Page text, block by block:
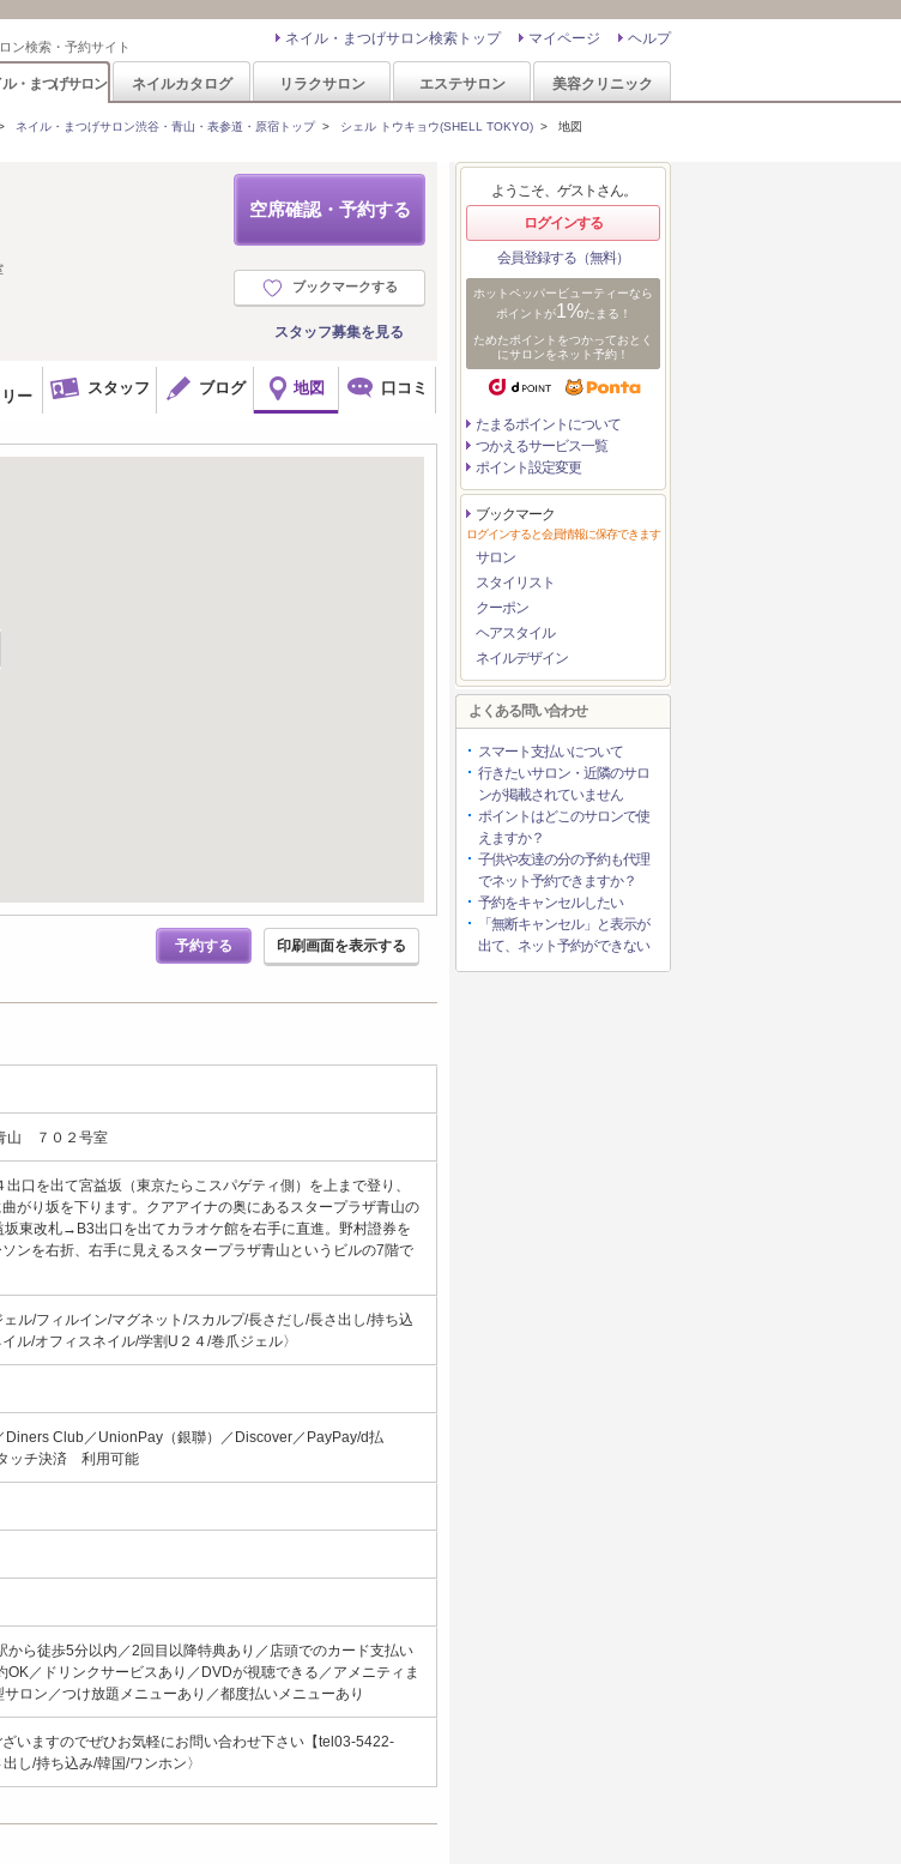
ン検索・予約サイト ヘルプ
マイページ
ネイル・まつげサロン検索トップ
ル・まつげサロン ネイルカタログ リラクサロン エステサロン 美容クリニック
ネイル・まつげサロン渋谷・青山・表参道・原宿トップ> シェル トウキョウ(SHELL TOKYO) > 地図
空席確認・予約する
ブックマークする
スタッフ募集を見る
ー
スタッフ ブログ 地図 口コミ
予約する 印刷画面を表示する
山 ７０２号室
口を出て宮益坂（東京たらこスパゲティ側）を上まで登り、
がり坂を下ります。クアアイナの奥にあるスタープラザ青山の
東改札→B3出口を出てカラオケ館を右手に直進。野村證券を
ンを右折、右手に見えるスタープラザ青山というビルの7階で
ル/フィルイン/マグネット/スカルプ/長さだし/長さ出し/持ち込
ル/オフィスネイル/学割U２４/巻爪ジェル〉
Club／UnionPay（銀聯）／Discover／PayPay/d払
ッチ決済 利用可能
ら徒歩5分以内／2回目以降特典あり／店頭でのカード支払い
／ドリンクサービスあり／DVDが視聴できる／アメニティま
ロン／つけ放題メニューあり／都度払いメニューあり
いますのでぜひお気軽にお問い合わせ下さい【tel03-5422-
し/持ち込み/韓国/ワンホン〉
ようこそ、ゲストさん。
ログインする
会員登録する（無料）
ホットペッパービューティーなら
ポイントが1%たまる！
ためたポイントをつかっておとく
にサロンをネット予約！
たまるポイントについて
つかえるサービス一覧
ポイント設定変更
ブックマーク
ログインすると会員情報に保存できます
サロン
スタイリスト
クーポン
ヘアスタイル
ネイルデザイン
よくある問い合わせ
スマート支払いについて
行きたいサロン・近隣のサロ
ンが掲載されていません
ポイントはどこのサロンで使
えますか？
子供や友達の分の予約も代理
でネット予約できますか？
予約をキャンセルしたい
「無断キャンセル」と表示が
出て、ネット予約ができない